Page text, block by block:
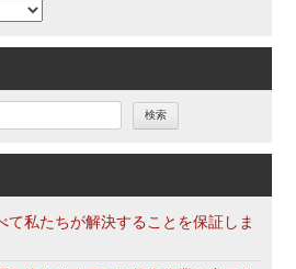
て私たちが解決することを保証しま